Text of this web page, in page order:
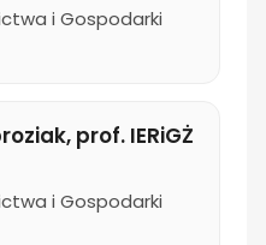
i Gospodarki
prof. IERiGŻ
i Gospodarki